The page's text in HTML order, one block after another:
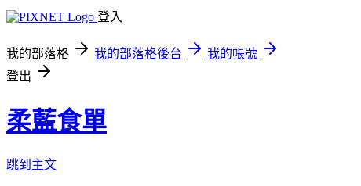
登入
我的部落格 我的部落格後台
我的帳號
登出
柔藍食單
跳到主文